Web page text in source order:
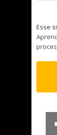
Esse